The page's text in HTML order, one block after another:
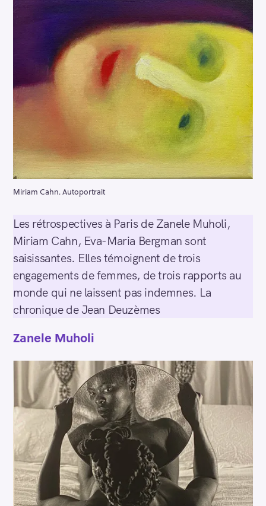
Miriam Cahn. Autoportrait
Les rétrospectives à Paris de Zanele Muholi,
Miriam Cahn, Eva-Maria Bergman sont
saisissantes. Elles témoignent de trois
engagements de femmes, de trois rapports au
monde qui ne laissent pas indemnes. La
chronique de Jean Deuzèmes
Zanele Muholi